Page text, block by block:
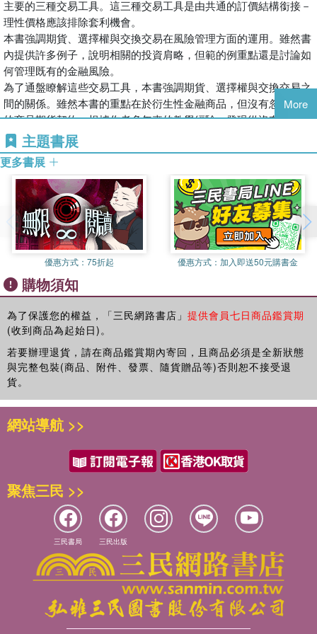
主要的三種交易工具。這三種交易工具是由共通的訂價結構銜接－
理性價格應該排除套利機會。
本書強調期貨、選擇權與交換交易在風險管理方面的運用。雖然書
內提供許多例子，說明相關的投資肩略，但範的例重點還是討論如
何管理既有的金融風險。
為了通盤瞭解這些交易工具，本書強調期貨、選擇權與交換交易之
間的關係。雖然本書的重點在於衍生性金融商品，但沒有忽略傳統
的商品期貨契約。根據作者多年來的教學經驗，發現從沒有現金流
量的實體商品著手(如黃金)，最容易讓學習者瞭解期貨契約。
本書附有一套配合運用的電腦軟體。所附軟體Option幾乎可以計算
本書討論的每種選擇權理論價值，包括異形選擇權在內。另外，
Option也可以繪製選擇權價值的多種函數關係圖形。配合這套軟
體，探討正文的解說，有助於瞭解選擇權的訂價理論。
More
主題書展
更多書展
優惠方式： 75折起 優惠方式： 加入即送50元購書金
購物須知
為了保護您的權益，「三民網路書店」 提供會員七日商品鑑賞期
(收到商品為起始日)。
若要辦理退貨，請在商品鑑賞期內寄回，且商品必須是全新狀態
與完整包裝(商品、附件、發票、隨貨贈品等)否則恕不接受退
貨。
網站導航 >>
聚焦三民 >>
三民書局 三民出版